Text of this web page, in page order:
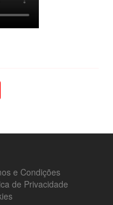
e Condições
de Privacidade